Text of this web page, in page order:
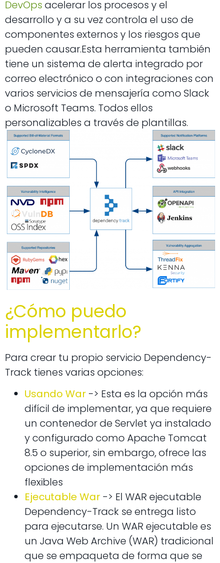
DevOps acelerar los procesos y el
desarrollo y a su vez controla el uso de
componentes externos y los riesgos que
pueden causar.Esta herramienta también
tiene un sistema de alerta integrado por
correo electrónico o con integraciones con
varios servicios de mensajería como Slack
o Microsoft Teams. Todos ellos
personalizables a través de plantillas.
¿Cómo puedo
implementarlo?
Para crear tu propio servicio Dependency-
Track tienes varias opciones:
Usando War -> Esta es la opción más
difícil de implementar, ya que requiere
un contenedor de Servlet ya instalado
y configurado como Apache Tomcat
8.5 o superior, sin embargo, ofrece las
opciones de implementación más
flexibles
Ejecutable War -> El WAR ejecutable
Dependency-Track se entrega listo
para ejecutarse. Un WAR ejecutable es
un Java Web Archive (WAR) tradicional
que se empaqueta de forma que se